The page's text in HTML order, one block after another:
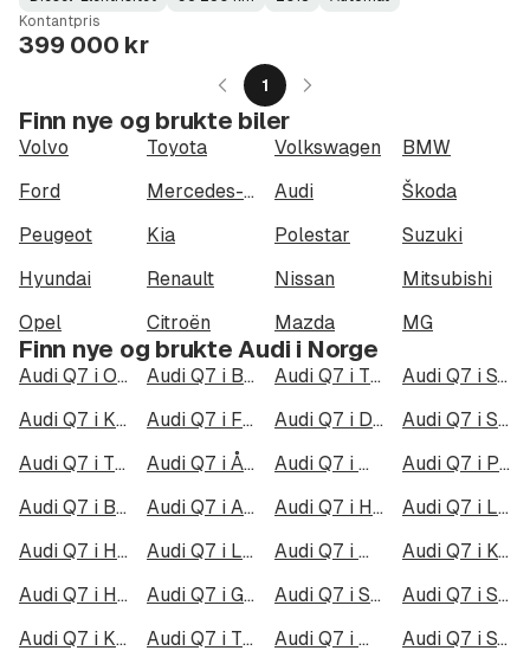
Fuel
Type:
Kilometerstand:
Model
Year:
Gearbox
Type:
Kontantpris
399 000 kr
1
Finn nye og brukte biler
Volvo Toyota Volkswagen
BMW
Ford
Mercedes-Benz Audi
Škoda
Peugeot
Kia Polestar
Suzuki
Hyundai
Renault Nissan
Mitsubishi
Opel
Citroën Mazda MG
Finn nye og brukte Audi i Norge
Audi Q7 i Oslo Audi Q7 i Bergen Audi Q7 i Trondheim
Audi Q7 i Stavanger
Audi Q7 i Kristiansand
Audi Q7 i Fredrikstad Audi Q7 i Drammen
Audi Q7 i Skien
Audi Q7 i Tromsø
Audi Q7 i Ålesund Audi Q7 i Moss
Audi Q7 i Porsgrunn
Audi Q7 i Bodø
Audi Q7 i Arendal Audi Q7 i Hamar
Audi Q7 i Larvik
Audi Q7 i Halden
Audi Q7 i Lillehammer Audi Q7 i Molde
Audi Q7 i Kongsberg
Audi Q7 i Harstad
Audi Q7 i Gjøvik Audi Q7 i Sarpsborg
Audi Q7 i Sandefjord
Audi Q7 i Kristiansund
Audi Q7 i Tromsdalen Audi Q7 i Narvik
Audi Q7 i Steinkjer